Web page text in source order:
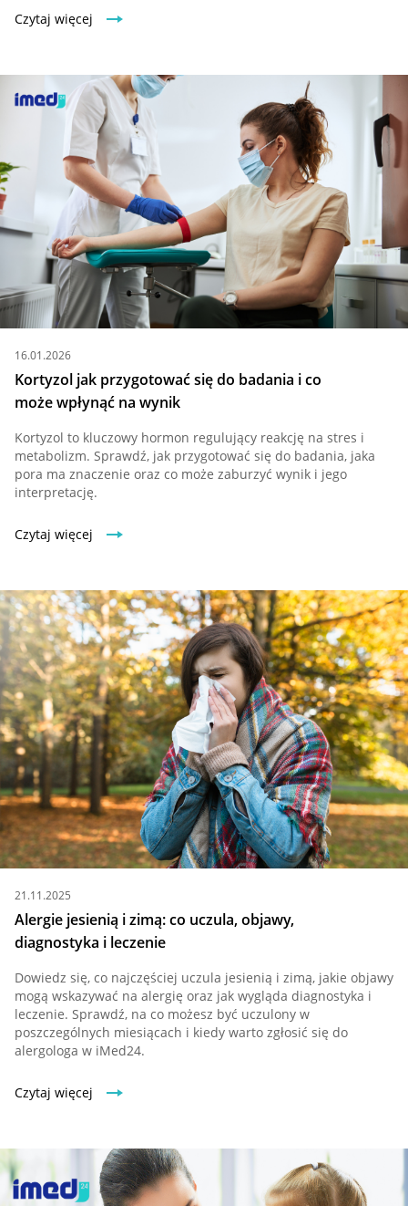
Czytaj więcej
16.01.2026
Kortyzol jak przygotować się do badania i co
może wpłynąć na wynik
Kortyzol to kluczowy hormon regulujący reakcję na stres i
metabolizm. Sprawdź, jak przygotować się do badania, jaka
pora ma znaczenie oraz co może zaburzyć wynik i jego
interpretację.
Czytaj więcej
21.11.2025
Alergie jesienią i zimą: co uczula, objawy,
diagnostyka i leczenie
Dowiedz się, co najczęściej uczula jesienią i zimą, jakie objawy
mogą wskazywać na alergię oraz jak wygląda diagnostyka i
leczenie. Sprawdź, na co możesz być uczulony w
poszczególnych miesiącach i kiedy warto zgłosić się do
alergologa w iMed24.
Czytaj więcej